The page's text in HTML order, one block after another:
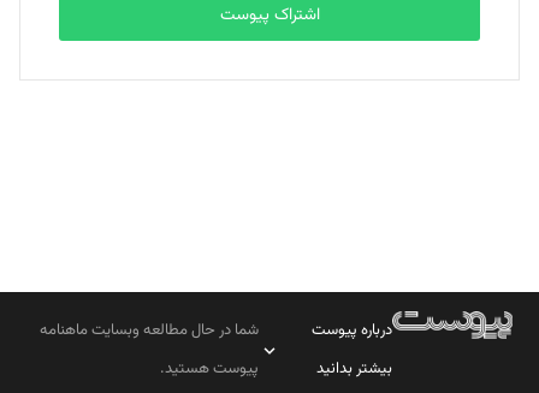
بابک نقاش
تحریریه
اشتراک پیوست
درباره پیوست
بیشتر بدانید
شما در حال مطالعه وبسایت ماهنامه
پیوست هستید.